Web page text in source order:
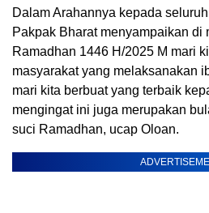
Dalam Arahannya kepada
Pakpak Bharat menyampaikan di
Ramadhan 1446 H/2025 M mari
masyarakat yang melaksanakan
mari kita berbuat yang terbaik
mengingat ini juga merupakan
suci Ramadhan, ucap Oloan.